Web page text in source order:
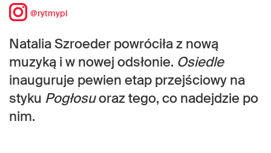
@rytmypl
Natalia Szroeder powróciła z nową
muzyką i w nowej odsłonie. Osiedle
inauguruje pewien etap przejściowy na
styku Pogłosuoraz tego, co nadejdzie po
nim.